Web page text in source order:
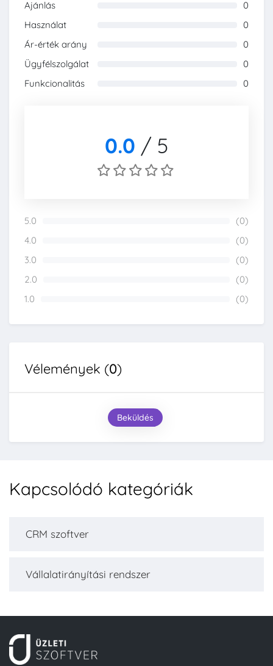
Ajánlás
0
Használat
0
Ár-érték arány
0
Ügyfélszolgálat
0
Funkcionalitás
0
0.0 / 5
5.0
(0)
4.0
(0)
3.0
(0)
2.0
(0)
1.0
(0)
Vélemények (0)
Beküldés
Kapcsolódó kategóriák
CRM szoftver
Vállalatirányítási rendszer